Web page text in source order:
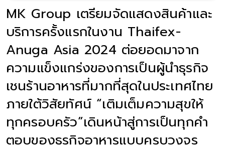
MK Group เตรียมจัดแสดงสินค้าและ
บริการครั้งแรกในงาน Thaifex-
Anuga Asia 2024 ต่อยอดมาจาก
ความแข็งแกร่งของการเป็นผู้นำธุรกิจ
เชนร้านอาหารที่มากที่สุดในประเทศไทย
ภายใต้วิสัยทัศน์ “เติมเต็มความสุขให้
ทุกครอบครัว”เดินหน้าสู่การเป็นทุกคำ
ตอบของธุรกิจอาหารแบบครบวงจร